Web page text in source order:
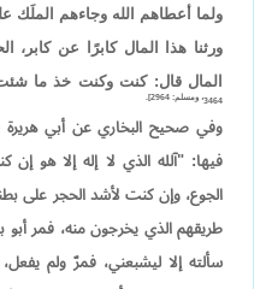
ولما أعطاهم الله وجاءهم الملَك
ورثنا هذا المال كابرًا عن كابر،
المال قال: كنت وكنت خذ ما
3464، ومسلم: 2964].
وفي صحيح البخاري عن أبي هريرة
فيها: "آلله الذي لا إله إلا هو
الجوع، وإن كنت لأشد الحجر على
طريقهم الذي يخرجون منه، فمر أبو
سألته إلا ليشبعني، فمرّ ولم